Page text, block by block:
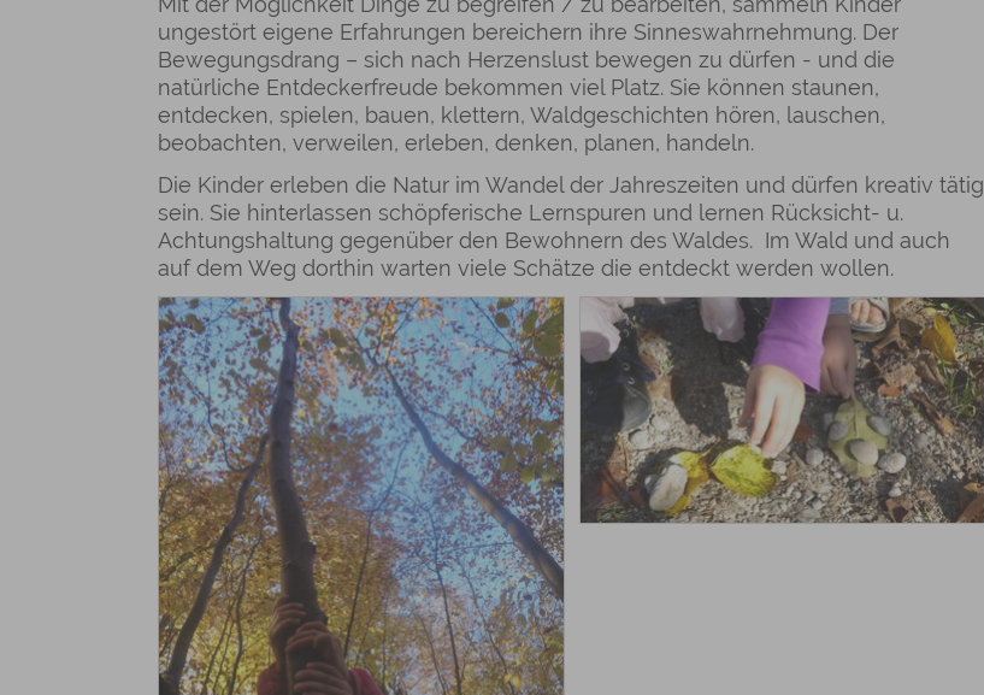
ungestört eigene Erfahrungen bereichern ihre Sinneswahrnehmung. Der
Bewegungsdrang – sich nach Herzenslust bewegen zu dürfen - und die
natürliche Entdeckerfreude bekommen viel Platz. Sie können staunen,
entdecken, spielen, bauen, klettern, Waldgeschichten hören, lauschen,
beobachten, verweilen, erleben, denken, planen, handeln.
Die Kinder erleben die Natur im Wandel der Jahreszeiten und dürfen kreativ tätig
sein. Sie hinterlassen schöpferische Lernspuren und lernen Rücksicht- u.
Achtungshaltung gegenüber den Bewohnern des Waldes. Im Wald und auch
auf dem Weg dorthin warten viele Schätze die entdeckt werden wollen.